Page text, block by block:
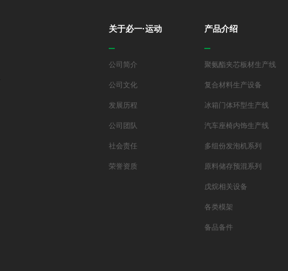
关于必一·运动
公司简介
公司文化
发展历程
公司团队
社会责任
荣誉资质
产品介绍
聚氨酯夹芯板材生产线
复合材料生产设备
冰箱门体环型生产线
汽车座椅内饰生产线
多组份发泡机系列
原料储存预混系列
戊烷相关设备
各类模架
备品备件